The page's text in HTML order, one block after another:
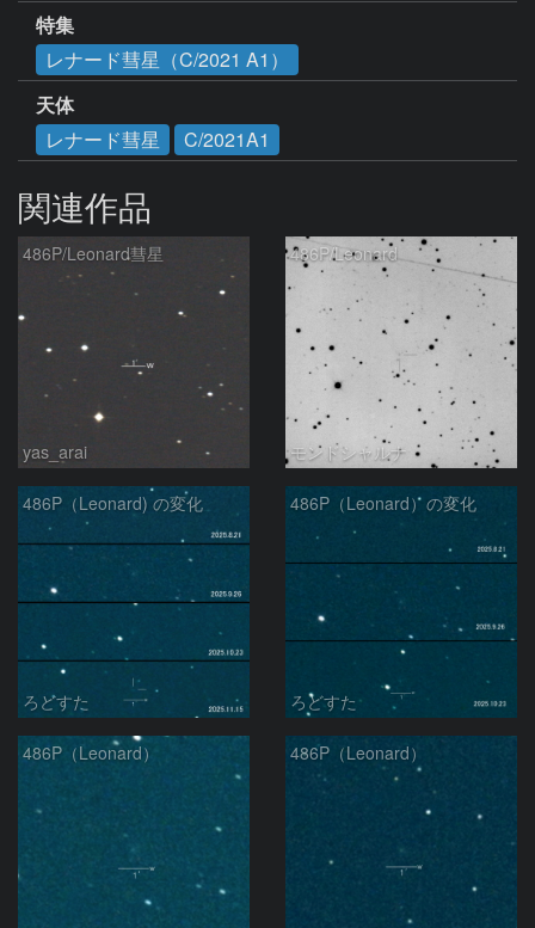
特集
レナード彗星（C/2021 A1）
天体
レナード彗星
C/2021A1
関連作品
486P/Leonard彗星
yas_arai
486P/Leonard
モンドシャルナ
486P（Leonard) の変化
ろどすた
486P（Leonard）の変化
ろどすた
486P（Leonard） 486P（Leonard）